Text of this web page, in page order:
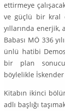
ettirmeye
ve güçlü bir kral
yıllarında enerjik,
Babası MÖ 336
ünlü hatibi
bir plan
böylelikle
Kitabın ikinci
adlı başlığı